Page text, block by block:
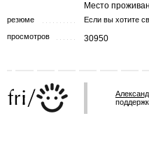
Место
резюме
Если вы хотите
просмотров
30950